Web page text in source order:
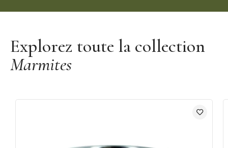
Explorez toute la collection
Marmites